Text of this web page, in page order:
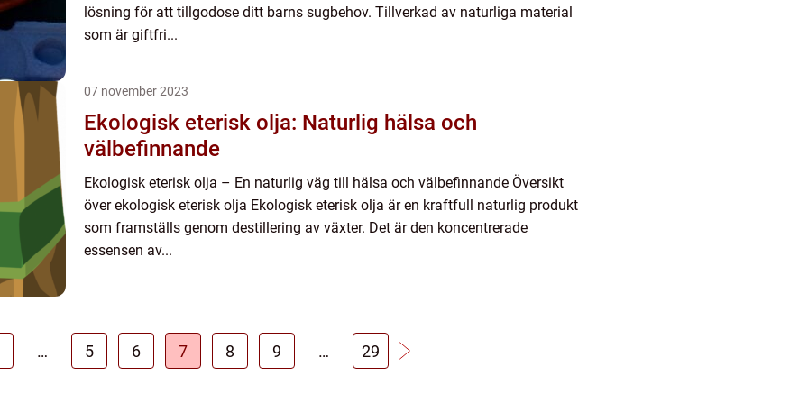
lösning för att tillgodose ditt barns sugbehov. Tillverkad av naturliga material
som är giftfri...
07 november 2023
Ekologisk eterisk olja: Naturlig hälsa och
välbefinnande
Ekologisk eterisk olja – En naturlig väg till hälsa och välbefinnande Översikt
över ekologisk eterisk olja Ekologisk eterisk olja är en kraftfull naturlig produkt
som framställs genom destillering av växter. Det är den koncentrerade
essensen av...
… 5 6 7 8 9 … 29